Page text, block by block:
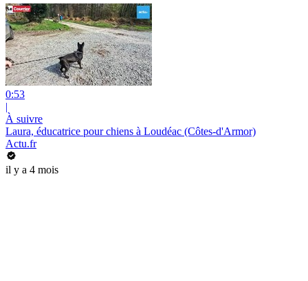
0:53
|
À suivre
Laura, éducatrice pour chiens à Loudéac (Côtes-d'Armor)
Actu.fr
il y a 4 mois